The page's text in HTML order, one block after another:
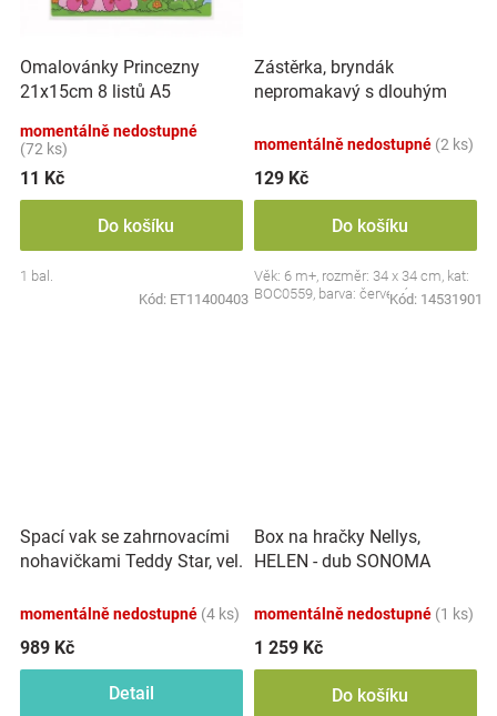
Omalovánky Princezny
21x15cm 8 listů A5
momentálně nedostupné
(72 ks)
11 Kč
Do košíku
1 bal.
Kód: ET11400403
Zástěrka, bryndák
nepromakavý s dlouhým
momentálně nedostupné (2 ks)
129 Kč
Do košíku
Věk: 6 m+, rozměr: 34 x 34 cm, kat:
BOC0559, barva: červená
Kód: 14531901
Spací vak se zahrnovacími
nohavičkami Teddy Star, vel.
momentálně nedostupné (4 ks)
989 Kč
Detail
Box na hračky Nellys,
HELEN - dub SONOMA
momentálně nedostupné (1 ks)
1 259 Kč
Do košíku